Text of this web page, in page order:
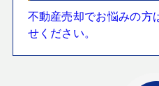
不動産売却でお悩みの方
せください。